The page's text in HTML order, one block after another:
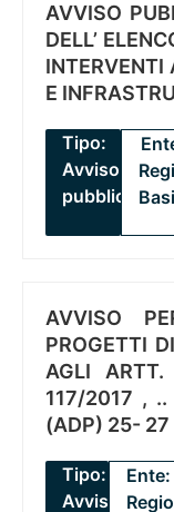
AVVISO
DELL’
INTERVENTI
E
Tipo:
Avviso
pubblico
AVVISO
PROGETTI
AGLI
117/2017 , ..
(ADP) 25- 27
Tipo:
Avviso
Ente: